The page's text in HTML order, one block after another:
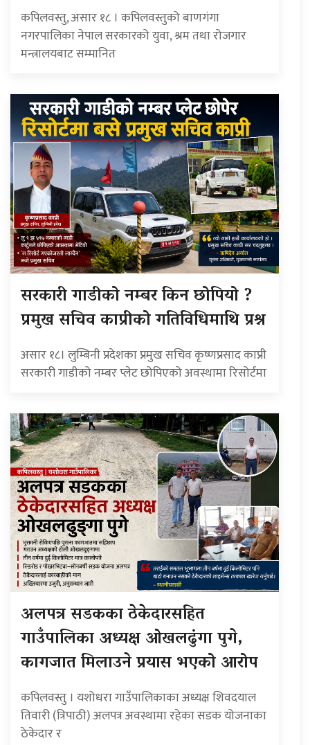
कपिलवस्तु, असार १८ । कपिलवस्तुको बाणगंगा
नगरपालिका नेपाल सरकारको युवा, श्रम तथा रोजगार
मन्त्रालयबाट सम्मानित
सरकारी गाडीको नम्बर किन छोपियो ?
प्रमुख सचिव काप्रीको गतिविधिमाथि प्रश्न
असार १८। लुम्बिनी प्रदेशका प्रमुख सचिव कृष्णप्रसाद काप्री
सरकारी गाडीको नम्बर प्लेट छोपिएको अवस्थामा रिसोर्टमा
अलपत्र सडकका ठेकेदारसहित
गाउँपालिका अध्यक्ष ओखलढुंगा पुगे,
कागजात मिलाउने प्रयास भएको आरोप
कपिलवस्तु । यशोधरा गाउँपालिकाका अध्यक्ष शिवदयाल
तिवारी (त्रिपाठी) अलपत्र अवस्थामा रहेका सडक योजनाका
ठेकेदार र